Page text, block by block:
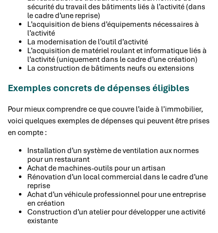
sécurité du travail des bâtiments liés à l’activité (dans
le cadre d’une reprise)
L’acquisition de biens d’équipements nécessaires à
l’activité
La modernisation de l’outil d’activité
L’acquisition de matériel roulant et informatique liés à
l’activité (uniquement dans le cadre d’une création)
La construction de bâtiments neufs ou extensions
Exemples concrets de dépenses éligibles
Pour mieux comprendre ce que couvre l’aide à l’immobilier,
voici quelques exemples de dépenses qui peuvent être prises
en compte :
Installation d’un système de ventilation aux normes
pour un restaurant
Achat de machines-outils pour un artisan
Rénovation d’un local commercial dans le cadre d’une
reprise
Achat d’un véhicule professionnel pour une entreprise
en création
Construction d’un atelier pour développer une activité
existante